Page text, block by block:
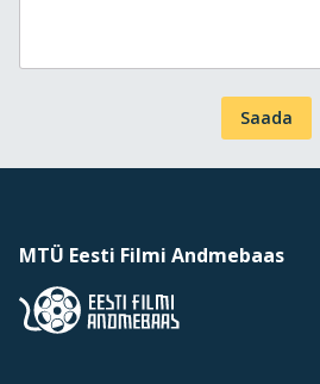
Saada
MTÜ Eesti Filmi Andmebaas